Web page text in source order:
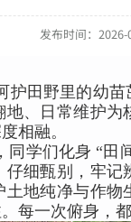
发布时间：2026-
护田野里的幼
、日常维护
相融。
学们化身 “田
细甄别，牢
地纯净与作物
每一次俯身，